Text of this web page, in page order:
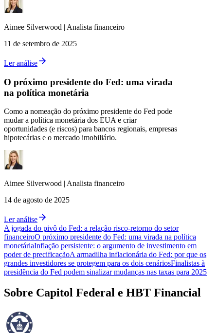
Aimee Silverwood | Analista financeiro
11 de setembro de 2025
Ler análise
O próximo presidente do Fed: uma virada
na política monetária
Como a nomeação do próximo presidente do Fed pode
mudar a política monetária dos EUA e criar
oportunidades (e riscos) para bancos regionais, empresas
hipotecárias e o mercado imobiliário.
Aimee Silverwood Analista financeiro
14 de agosto de 2025
Ler análise
A jogada do pivô do Fed: a relação risco-retorno do setor
financeiroO próximo presidente do Fed: uma virada na política
monetáriaInflação persistente: o argumento de investimento em
poder de precificaçãoA armadilha inflacionária do Fed: por que os
grandes investidores se protegem para os dois cenáriosFinalistas à
presidência do Fed podem sinalizar mudanças nas taxas para 2025
Sobre Capitol Federal e HBT Financial